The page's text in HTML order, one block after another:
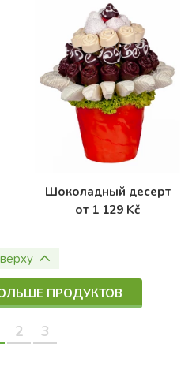
Шоколадный десерт
от 1 129 Kč
ПРОДУКТОВ
2 3